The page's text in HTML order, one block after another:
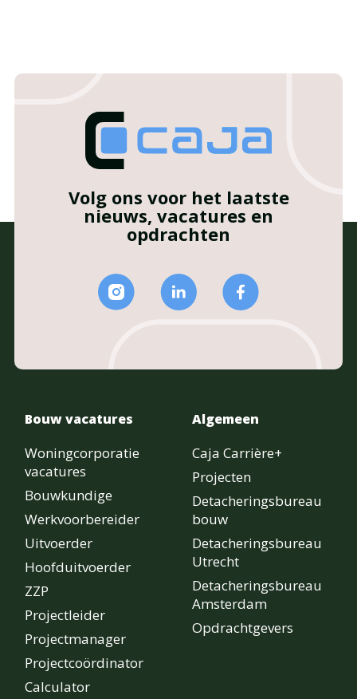
Volg ons voor het laatste
nieuws, vacatures en
opdrachten
Bouw vacatures
Woningcorporatie
vacatures
Bouwkundige
Werkvoorbereider
Uitvoerder
Hoofduitvoerder
ZZP
Projectleider
Projectmanager
Projectcoördinator
Calculator
Algemeen
Caja Carrière+
Projecten
Detacheringsbureau
bouw
Detacheringsbureau
Utrecht
Detacheringsbureau
Amsterdam
Opdrachtgevers